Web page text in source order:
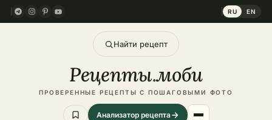
RU EN
Найти рецепт
Рецепты.моби
ПРОВЕРЕННЫЕ РЕЦЕПТЫ С ПОШАГОВЫМИ ФОТО
Анализатор рецепта